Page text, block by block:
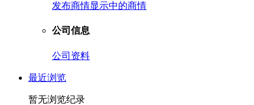
发布商情显示中的商情
公司信息
公司资料
最近浏览
暂无浏览纪录